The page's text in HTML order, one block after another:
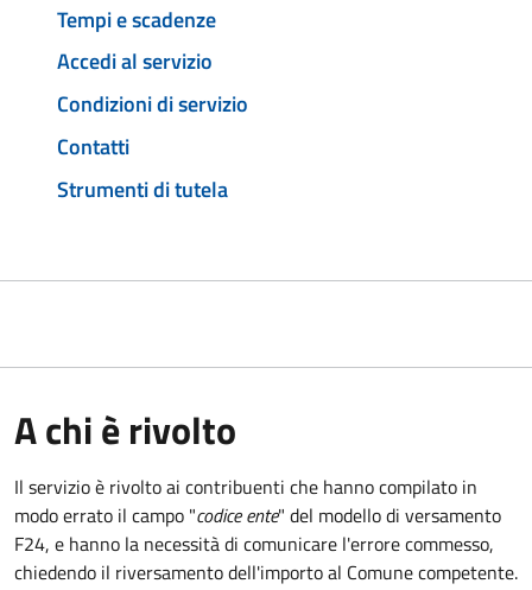
Tempi e scadenze
Accedi al servizio
Condizioni di servizio
Contatti
Strumenti di tutela
A chi è rivolto
Il servizio è rivolto ai contribuenti che hanno compilato in
modo errato il campo "codice ente" del modello di versamento
F24, e hanno la necessità di comunicare l'errore commesso,
chiedendo il riversamento dell'importo al Comune competente.